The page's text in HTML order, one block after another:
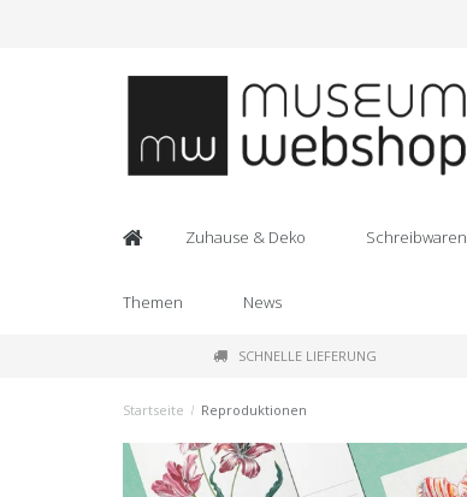
Zuhause & Deko Schreibwaren
Themen News
SCHNELLE LIEFERUNG
Startseite / Reproduktionen